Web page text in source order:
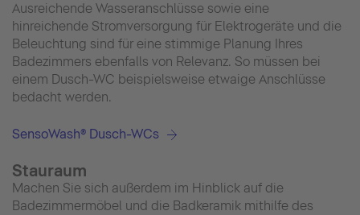
Ausreichende Wasseranschlüsse sowie eine
hinreichende Stromversorgung für Elektrogeräte und die
Beleuchtung sind für eine stimmige Planung Ihres
Badezimmers ebenfalls von Relevanz. So müssen bei
einem Dusch-WC beispielsweise etwaige Anschlüsse
bedacht werden.
SensoWash® Dusch-WCs
Stauraum
Machen Sie sich außerdem im Hinblick auf die
Badezimmermöbel und die Badkeramik mithilfe des